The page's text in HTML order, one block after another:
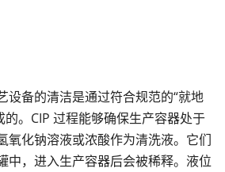
设备的清洁是通过符合规范的“就地
的。CIP 过程能够确保生产容器处于
氧化钠溶液或浓酸作为清洗液。它们
中，进入生产容器后会被稀释。液位